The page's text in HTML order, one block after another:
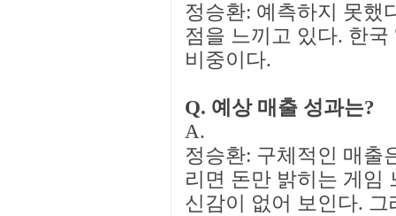
정승환: 예측하지 못했
점을 느끼고 있다. 한국
비중이다.
Q. 예상 매출 성과는?
A.
정승환: 구체적인 매출
리면 돈만 밝히는 게임
신감이 없어 보인다.